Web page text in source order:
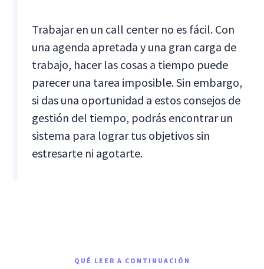
Trabajar en un call center no es fácil. Con
una agenda apretada y una gran carga de
trabajo, hacer las cosas a tiempo puede
parecer una tarea imposible. Sin embargo,
si das una oportunidad a estos consejos de
gestión del tiempo, podrás encontrar un
sistema para lograr tus objetivos sin
estresarte ni agotarte.
QUÉ LEER A CONTINUACIÓN